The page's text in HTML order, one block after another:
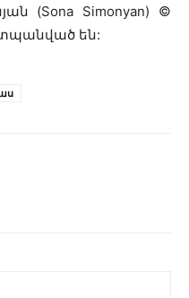
(Sona Simonyan) ©
են: